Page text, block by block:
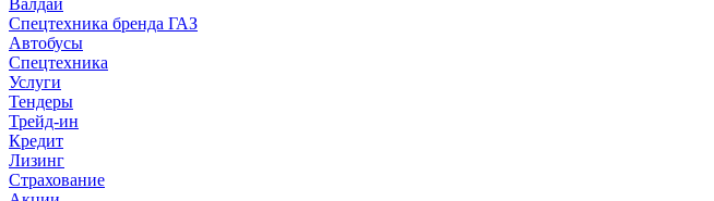
Валдай
Спецтехника бренда ГАЗ
Автобусы
Спецтехника
Услуги
Тендеры
Трейд-ин
Кредит
Лизинг
Страхование